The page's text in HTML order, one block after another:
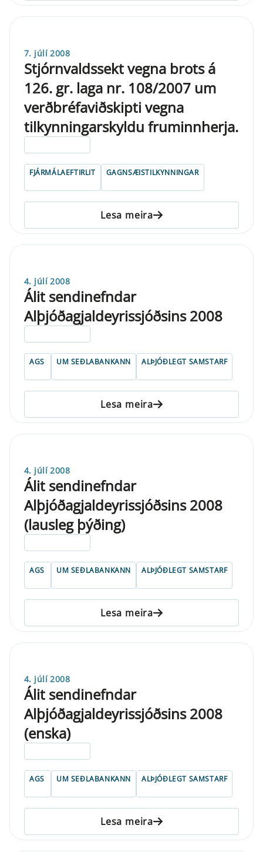
7. júlí 2008
Stjórnvaldssekt vegna brots á
126. gr. laga nr. 108/2007 um
verðbréfaviðskipti vegna
tilkynningarskyldu fruminnherja.
FJÁRMÁLAEFTIRLIT GAGNSÆISTILKYNNINGAR
Lesa meira
4. júlí 2008
Álit sendinefndar
Alþjóðagjaldeyrissjóðsins 2008
AGS UM SEÐLABANKANN ALÞJÓÐLEGT SAMSTARF
Lesa meira
4. júlí 2008
Álit sendinefndar
Alþjóðagjaldeyrissjóðsins 2008
(lausleg þýðing)
AGS UM SEÐLABANKANN ALÞJÓÐLEGT SAMSTARF
Lesa meira
4. júlí 2008
Álit sendinefndar
Alþjóðagjaldeyrissjóðsins 2008
(enska)
AGS UM SEÐLABANKANN ALÞJÓÐLEGT SAMSTARF
Lesa meira